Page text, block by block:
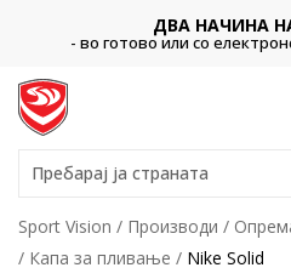
ДВА НАЧИНА
- во готово или со
Пребарај ја страната
Sport Vision Производи
Капа за пливање
Nike Solid